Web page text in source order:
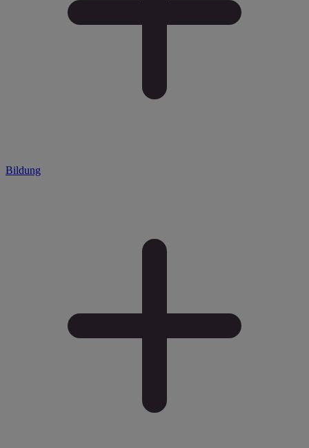
Bildung